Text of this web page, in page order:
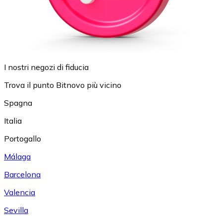
I nostri negozi di fiducia
Trova il punto Bitnovo più vicino
Spagna
Italia
Portogallo
Málaga
Barcelona
Valencia
Sevilla